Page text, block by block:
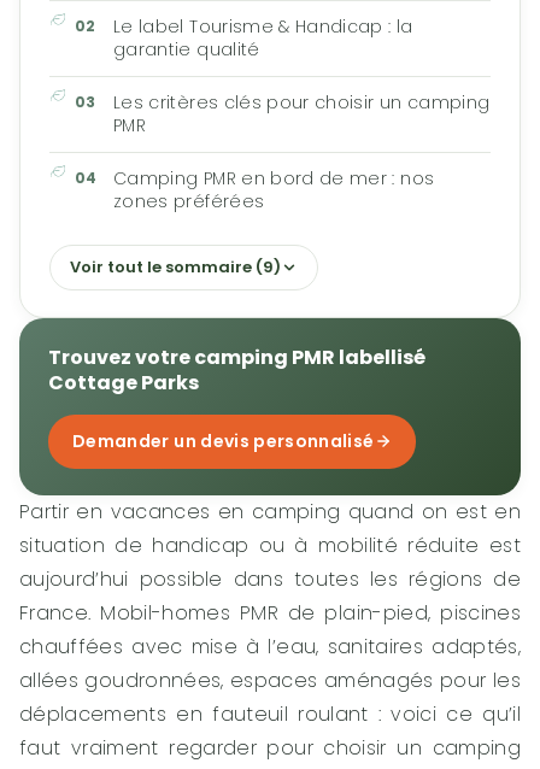
Partir en vacances en camping quand on est en
situation de handicap ou à mobilité réduite est
aujourd’hui possible dans toutes les régions de
France. Mobil-homes PMR de plain-pied, piscines
chauffées avec mise à l’eau, sanitaires adaptés,
allées goudronnées, espaces aménagés pour les
déplacements en fauteuil roulant : voici ce qu’il
faut vraiment regarder pour choisir un camping
Le label Tourisme & Handicap : la
garantie qualité
Les critères clés pour choisir un camping
PMR
Camping PMR en bord de mer : nos
zones préférées
Voir tout le sommaire (9)
Trouvez votre camping PMR labellisé
Cottage Parks
Demander un devis personnalisé